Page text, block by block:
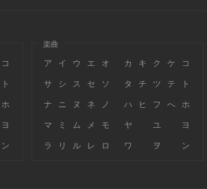
コ
ト
ホ
ヨ
ン
楽曲
ア イ ウ エ オ カ キ ク ケ コ
サ シ ス セ ソ タ チ ツ テ ト
ナ ニ ヌ ネ ノ ハ ヒ フ へ ホ
マ ミ ム メ モ ヤ ユ ヨ
ラ リ ル レ ロ ワ ヲ ン